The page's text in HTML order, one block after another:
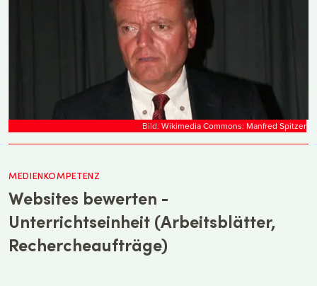
Bild: Wikimedia Commons: Manfred Spitzer
MEDIENKOMPETENZ
Websites bewerten -
Unterrichtseinheit (Arbeitsblätter,
Rechercheaufträge)